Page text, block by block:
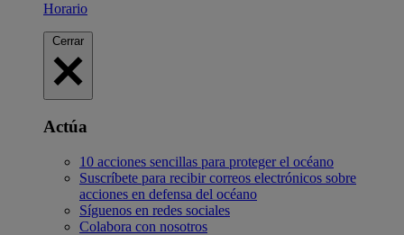
Horario
Cerrar
Actúa
10 acciones sencillas para proteger el océano
Suscríbete para recibir correos electrónicos sobre
acciones en defensa del océano
Síguenos en redes sociales
Colabora con nosotros